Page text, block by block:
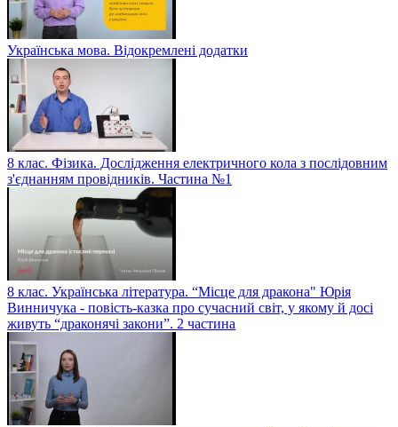
Українська мова. Відокремлені додатки
8 клас. Фізика. Дослідження електричного кола з послідовним
з'єднанням провідників. Частина №1
8 клас. Українська література. “Місце для дракона" Юрія
Винничука - повість-казка про сучасний світ, у якому й досі
живуть “драконячі закони”. 2 частина